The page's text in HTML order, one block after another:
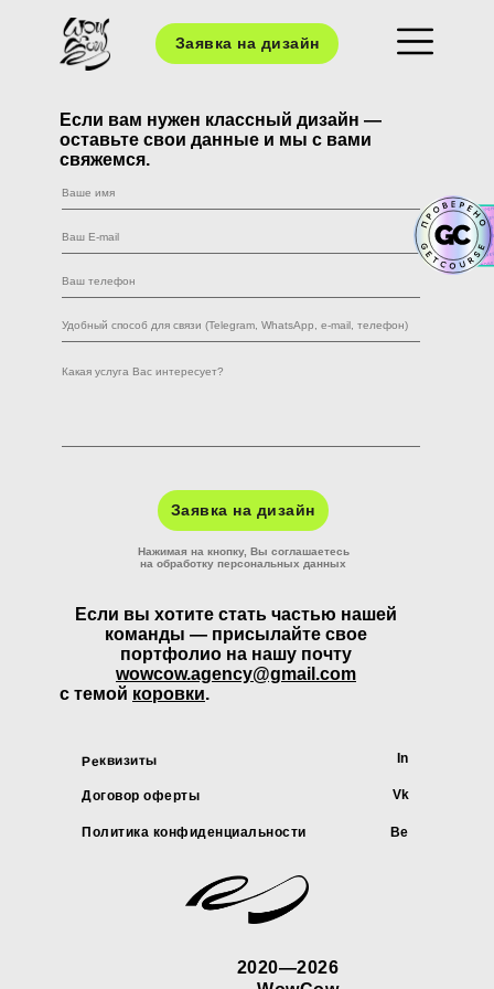
Заявка на дизайн
Заявка на дизайн
Если вам нужен классный дизайн —
оставьте свои данные и мы с вами
свяжемся.
Если вы хотите стать частью нашей
команды — присылайте свое
портфолио на нашу почту
wowcow.agency@gmail.com
с темой коровки.
Нажимая на кнопку, Вы соглашаетесь
на обработку персональных данных
2020—2026
In
Vk
Be
Реквизиты
Договор оферты
Политика конфиденциальности